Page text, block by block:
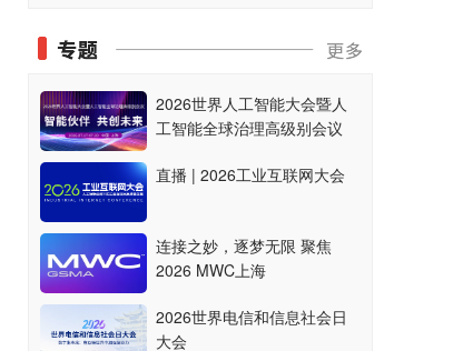
2026世界人工智能大会暨人
工智能全球治理高级别会议
直播 | 2026工业互联网大会
连接之妙，逐梦无限 聚焦
2026 MWC上海
2026世界电信和信息社会日
大会